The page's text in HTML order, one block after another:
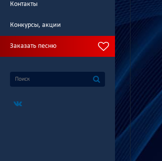
Контакты
Конкурсы, акции
Заказать песню